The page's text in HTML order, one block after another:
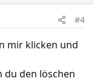
#4
mir klicken und
den löschen